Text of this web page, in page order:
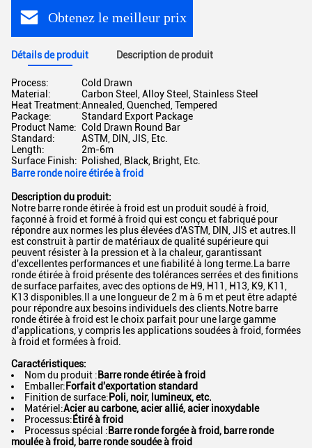
Obtenez le meilleur prix
Détails de produit Description de produit
Process:
Cold Drawn
Material:
Carbon Steel, Alloy Steel, Stainless Steel
Heat Treatment:Annealed, Quenched, Tempered
Package:
Standard Export Package
Product Name: Cold Drawn Round Bar
Standard:
ASTM, DIN, JIS, Etc.
Length:
2m-6m
Surface Finish: Polished, Black, Bright, Etc.
Barre ronde noire étirée à froid
Description du produit:
Notre barre ronde étirée à froid est un produit soudé à froid,
façonné à froid et formé à froid qui est conçu et fabriqué pour
répondre aux normes les plus élevées d'ASTM, DIN, JIS et autres.Il
est construit à partir de matériaux de qualité supérieure qui
peuvent résister à la pression et à la chaleur, garantissant
d'excellentes performances et une fiabilité à long terme.La barre
ronde étirée à froid présente des tolérances serrées et des finitions
de surface parfaites, avec des options de H9, H11, H13, K9, K11,
K13 disponibles.Il a une longueur de 2 m à 6 m et peut être adapté
pour répondre aux besoins individuels des clients.Notre barre
ronde étirée à froid est le choix parfait pour une large gamme
d'applications, y compris les applications soudées à froid, formées
à froid et formées à froid.
Caractéristiques:
Nom du produit : Barre ronde étirée à froid
Emballer: Forfait d'exportation standard
Finition de surface: Poli, noir, lumineux, etc.
Matériel:Acier au carbone, acier allié, acier inoxydable
Processus: Étiré à froid
Processus spécial : Barre ronde forgée à froid, barre ronde
moulée à froid, barre ronde soudée à froid